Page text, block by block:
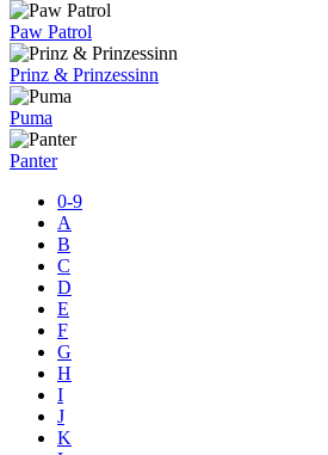
Paw Patrol
Prinz & Prinzessinn
Puma
Panter
0-9
A
B
C
D
E
F
G
H
I
J
K